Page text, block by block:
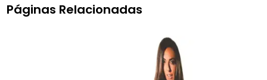
Páginas Relacionadas